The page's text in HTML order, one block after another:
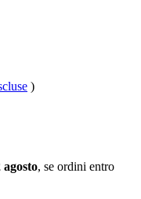
)
, se ordini entro